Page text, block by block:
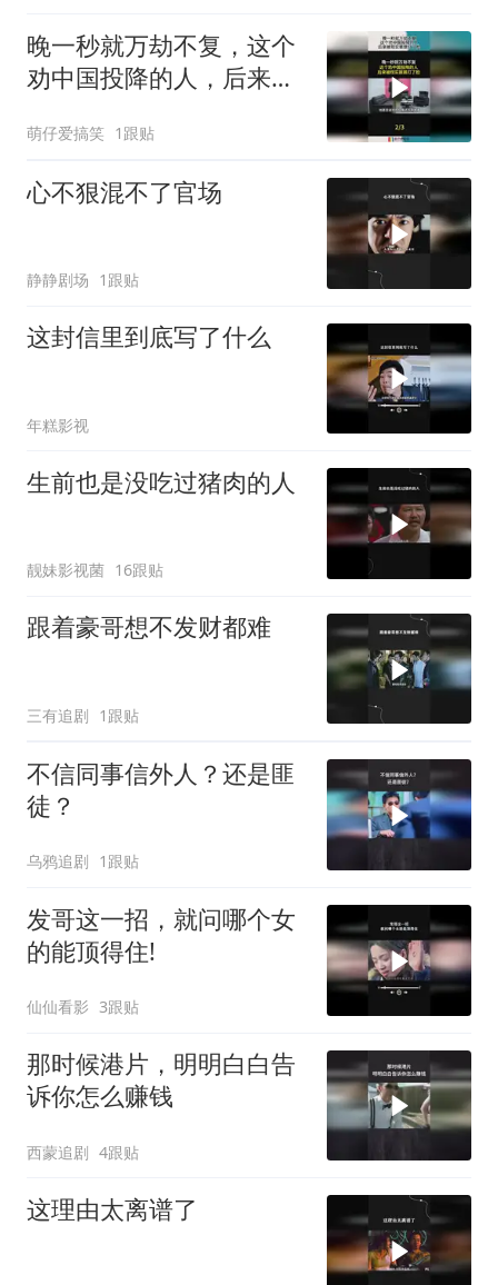
晚一秒就万劫不复，这个
劝中国投降的人，后来被
萌仔爱搞笑 1跟贴
心不狠混不了官场
静静剧场 1跟贴
这封信里到底写了什么
年糕影视
生前也是没吃过猪肉的人
靓妹影视菌 16跟贴
跟着豪哥想不发财都难
三有追剧 1跟贴
不信同事信外人？还是匪
徒？
乌鸦追剧 1跟贴
发哥这一招，就问哪个女
的能顶得住!
仙仙看影 3跟贴
那时候港片，明明白白告
诉你怎么赚钱
西蒙追剧 4跟贴
这理由太离谱了